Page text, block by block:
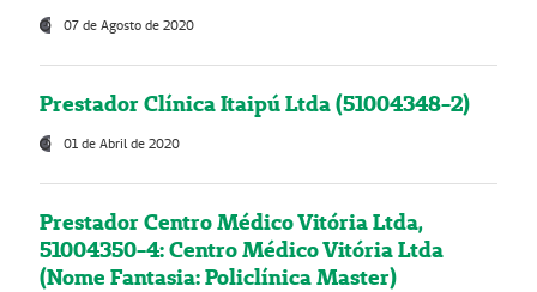
07 de Agosto de 2020
Prestador Clínica Itaipú Ltda (51004348-2)
01 de Abril de 2020
Prestador Centro Médico Vitória Ltda,
51004350-4: Centro Médico Vitória Ltda
(Nome Fantasia: Policlínica Master)